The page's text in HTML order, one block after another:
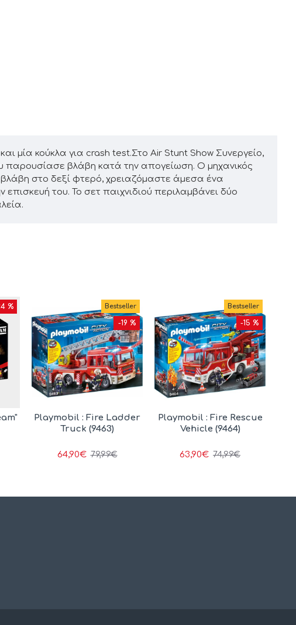
μία κούκλα για crash test.Στο Air Stunt Show Συνεργείο,
παρουσίασε βλάβη κατά την απογείωση. Ο μηχανικός
βλάβη στο δεξί φτερό, χρειαζόμαστε άμεσα ένα
του. Το σετ παιχνιδιού περιλαμβάνει δύο
% Bestseller
-19 %
Playmobil : Fire Ladder
Truck (9463)
64,90€ 79,99€
Bestseller
-15 %
Playmobil : Fire Rescue
Vehicle (9464)
63,90€ 74,99€